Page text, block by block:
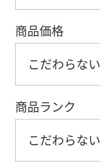
商品価格
こだわらない
商品ランク
こだわらない